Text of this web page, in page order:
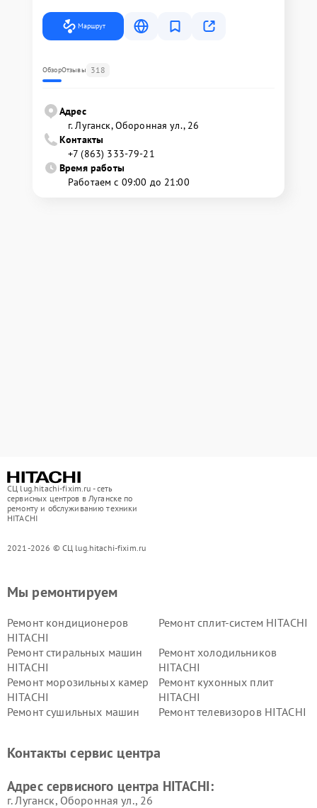
Маршрут
ОбзорОтзывы 318
Адрес
г. Луганск, Оборонная ул., 26
Контакты
+7 (863) 333-79-21
Время работы
Работаем с 09:00 до 21:00
СЦ lug.hitachi-fixim.ru - сеть
сервисных центров в Луганске по
ремонту и обслуживанию техники
HITACHI
2021-2026 © СЦ lug.hitachi-fixim.ru
Мы ремонтируем
Ремонт кондиционеров
HITACHI
Ремонт сплит-систем HITACHI
Ремонт стиральных машин
HITACHI
Ремонт холодильников
HITACHI
Ремонт морозильных камер
HITACHI
Ремонт кухонных плит
HITACHI
Ремонт сушильных машин
Ремонт телевизоров HITACHI
данных HITACHI
HITACHI
HITACHI
HITACHI
Контакты сервис центра
Адрес сервисного центра HITACHI:
г. Луганск, Оборонная ул., 26